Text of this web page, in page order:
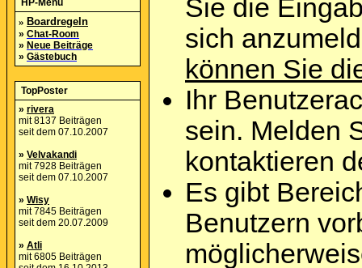
HP-Menü
» Boardregeln
» Chat-Room
» Neue Beiträge
» Gästebuch
TopPoster
» rivera
mit 8137 Beiträgen
seit dem 07.10.2007
» Velvakandi
mit 7928 Beiträgen
seit dem 07.10.2007
» Wisy
mit 7845 Beiträgen
seit dem 20.07.2009
» Atli
mit 6805 Beiträgen
Sie die
sich
können Sie
Ihr
sein. Melden
kontaktieren
Es gibt
Benutzern